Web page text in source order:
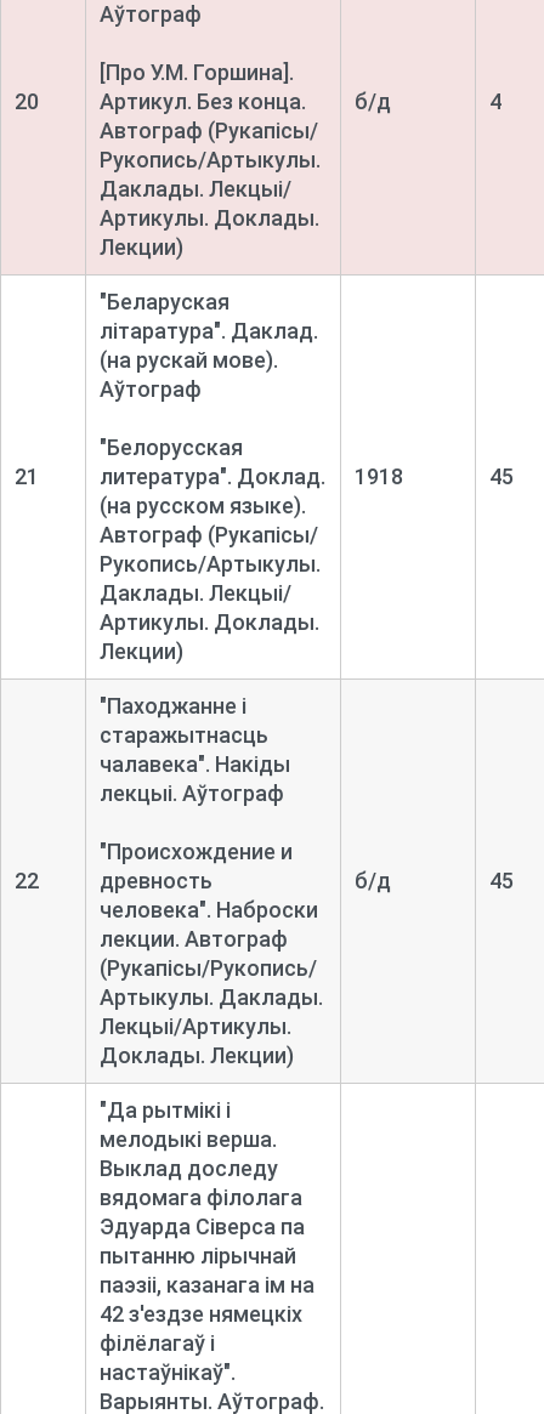
20
Аўтограф
[Про У.М. Горшина].
Артикул. Без конца.
Автограф (Рукапісы/
Рукопись/Артыкулы.
Даклады. Лекцыі/
Артикулы. Доклады.
Лекции)
б/д 4
21
"Беларуская
літаратура". Даклад.
(на рускай мове).
Аўтограф
"Белорусская
литература". Доклад.
(на русском языке).
Автограф (Рукапісы/
Рукопись/Артыкулы.
Даклады. Лекцыі/
Артикулы. Доклады.
Лекции)
1918 45
22
"Паходжанне і
старажытнасць
чалавека". Накіды
лекцыі. Аўтограф
"Происхождение и
древность
человека". Наброски
лекции. Автограф
(Рукапісы/Рукопись/
Артыкулы. Даклады.
Лекцыі/Артикулы.
Доклады. Лекции)
б/д 45
"Да рытмікі і
мелодыкі верша.
Выклад доследу
вядомага філолага
Эдуарда Сіверса па
пытанню лірычнай
паэзіі, казанага ім на
42 з'ездзе нямецкіх
філёлагаў і
настаўнікаў".
Варыянты. Аўтограф.